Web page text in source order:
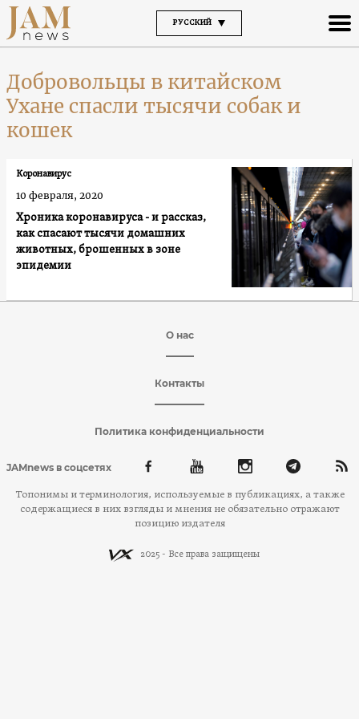
РУССКИЙ
Добровольцы в китайском
Ухане спасли тысячи собак и
кошек
Хроника коронавируса - и рассказ,
как спасают тысячи домашних
животных, брошенных в зоне
эпидемии
Коронавирус
10 февраля, 2020
О нас
Контакты
Политика конфиденциальности
JAMnews в соцсетях
Топонимы и терминология, используемые в публикациях, а также
содержащиеся в них взгляды и мнения не обязательно отражают
позицию издателя
2025 - Все права защищены